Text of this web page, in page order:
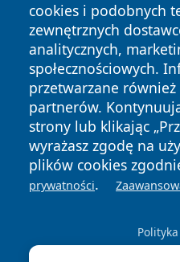
cookies i podobnych
zewnętrznych
analitycznych,
społecznościowych.
przetwarzane również
partnerów.
strony lub klikając
wyrażasz zgodę na
plików cookies
prywatności.
Copyright © 2026 irybnik.pl
News Autorzy
Polityka